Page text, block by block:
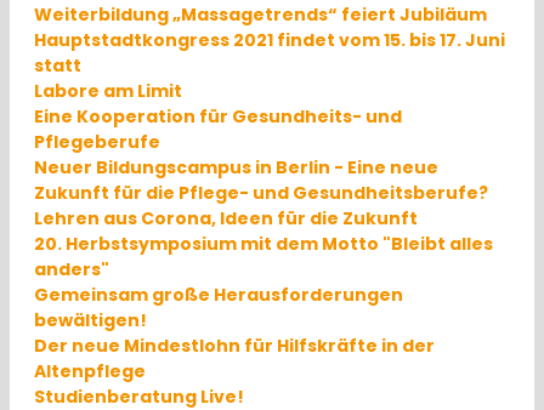
Weiterbildung „Massagetrends“ feiert Jubiläum
Hauptstadtkongress 2021 findet vom 15. bis 17. Juni
statt
Labore am Limit
Eine Kooperation für Gesundheits- und
Pflegeberufe
Neuer Bildungscampus in Berlin - Eine neue
Zukunft für die Pflege- und Gesundheitsberufe?
Lehren aus Corona, Ideen für die Zukunft
20. Herbstsymposium mit dem Motto "Bleibt alles
anders"
Gemeinsam große Herausforderungen
bewältigen!
Der neue Mindestlohn für Hilfskräfte in der
Altenpflege
Studienberatung Live!